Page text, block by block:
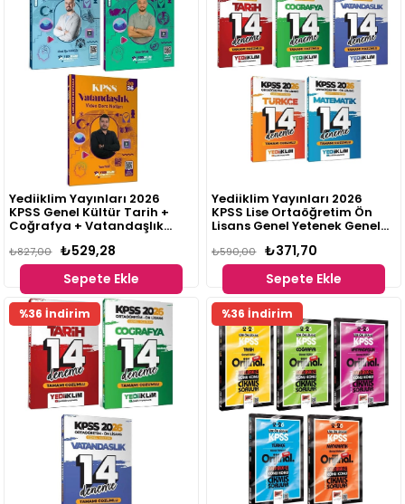
Yediiklim Yayınları 2026
KPSS Genel Kültür Tarih +
Coğrafya + Vatandaşlık
Atölye Video Ders Notları Seti
3 Kitap ₺529,28
₺827,00
Sepete Ekle
Yediiklim Yayınları 2026
KPSS Lise Ortaöğretim Ön
Lisans Genel Yetenek Genel
(Toplam 70 Deneme)
₺371,70
₺590,00
Sepete Ekle
%36 İndirim %36 İndirim